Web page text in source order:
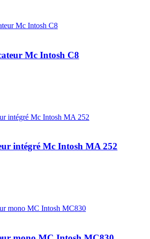
Mc Intosh C8
intégré Mc Intosh MA 252